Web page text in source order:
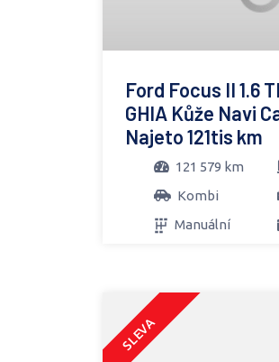
Ford Focus II 1.6
GHIA Kůže Navi
Najeto 121tis km
121 579 km
Kombi
Manuální
SLEVA